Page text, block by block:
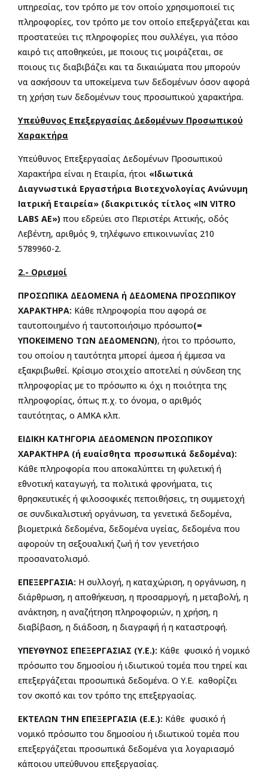
υπηρεσίας, τον τρόπο με τον οποίο χρησιμοποιεί τις
πληροφορίες, τον τρόπο με τον οποίο επεξεργάζεται και
προστατεύει τις πληροφορίες που συλλέγει, για πόσο
καιρό τις αποθηκεύει, με ποιους τις μοιράζεται, σε
ποιους τις διαβιβάζει και τα δικαιώματα που μπορούν
να ασκήσουν τα υποκείμενα των δεδομένων όσον αφορά
τη χρήση των δεδομένων τους προσωπικού χαρακτήρα.
Υπεύθυνος Επεξεργασίας Δεδομένων Προσωπικού
Χαρακτήρα
Υπεύθυνος Επεξεργασίας Δεδομένων Προσωπικού
Χαρακτήρα είναι η Εταιρία, ήτοι «Ιδιωτικά
Διαγνωστικά Εργαστήρια Βιοτεχνολογίας Ανώνυμη
Ιατρική Εταιρεία» (διακριτικός τίτλος «IN VITRO
LABS AE») που εδρεύει στο Περιστέρι Αττικής, οδός
Λεβέντη, αριθμός 9, τηλέφωνο επικοινωνίας 210
5789960-2.
2.- Ορισμοί
ΠΡΟΣΩΠΙΚΑ ΔΕΔΟΜΕΝΑ ή ΔΕΔΟΜΕΝΑ ΠΡΟΣΩΠΙΚΟΥ
ΧΑΡΑΚΤΗΡΑ: Κάθε πληροφορία που αφορά σε
ταυτοποιημένο ή ταυτοποιήσιμο πρόσωπο(=
ΥΠΟΚΕΙΜΕΝΟ ΤΩΝ ΔΕΔΟΜΕΝΩΝ), ήτοι το πρόσωπο,
του οποίου η ταυτότητα μπορεί άμεσα ή έμμεσα να
εξακριβωθεί. Κρίσιμο στοιχείο αποτελεί η σύνδεση της
πληροφορίας με το πρόσωπο κι όχι η ποιότητα της
πληροφορίας, όπως π.χ. το όνομα, ο αριθμός
ταυτότητας, ο ΑΜΚΑ κλπ.
ΕΙΔΙΚΗ ΚΑΤΗΓΟΡΙΑ ΔΕΔΟΜΕΝΩΝ ΠΡΟΣΩΠΙΚΟΥ
ΧΑΡΑΚΤΗΡΑ (ή ευαίσθητα προσωπικά δεδομένα):
Κάθε πληροφορία που αποκαλύπτει τη φυλετική ή
εθνοτική καταγωγή, τα πολιτικά φρονήματα, τις
θρησκευτικές ή φιλοσοφικές πεποιθήσεις, τη συμμετοχή
σε συνδικαλιστική οργάνωση, τα γενετικά δεδομένα,
βιομετρικά δεδομένα, δεδομένα υγείας, δεδομένα που
αφορούν τη σεξουαλική ζωή ή τον γενετήσιο
προσανατολισμό.
ΕΠΕΞΕΡΓΑΣΙΑ: Η συλλογή, η καταχώριση, η οργάνωση, η
διάρθρωση, η αποθήκευση, η προσαρμογή, η μεταβολή, η
ανάκτηση, η αναζήτηση πληροφοριών, η χρήση, η
διαβίβαση, η διάδοση, η διαγραφή ή η καταστροφή.
ΥΠΕΥΘΥΝΟΣ ΕΠΕΞΕΡΓΑΣΙΑΣ (Υ.Ε.): Κάθε φυσικό ή νομικό
πρόσωπο του δημοσίου ή ιδιωτικού τομέα που τηρεί και
επεξεργάζεται προσωπικά δεδομένα. Ο Υ.Ε. καθορίζει
τον σκοπό και τον τρόπο της επεξεργασίας.
ΕΚΤΕΛΩΝ ΤΗΝ ΕΠΕΞΕΡΓΑΣΙΑ (Ε.Ε.): Κάθε φυσικό ή
νομικό πρόσωπο του δημοσίου ή ιδιωτικού τομέα που
επεξεργάζεται προσωπικά δεδομένα για λογαριασμό
κάποιου υπεύθυνου επεξεργασίας.